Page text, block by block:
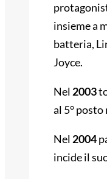
insieme a
batteria,
Joyce.
Nel 2003
al 5° posto
Nel 2004
incide il